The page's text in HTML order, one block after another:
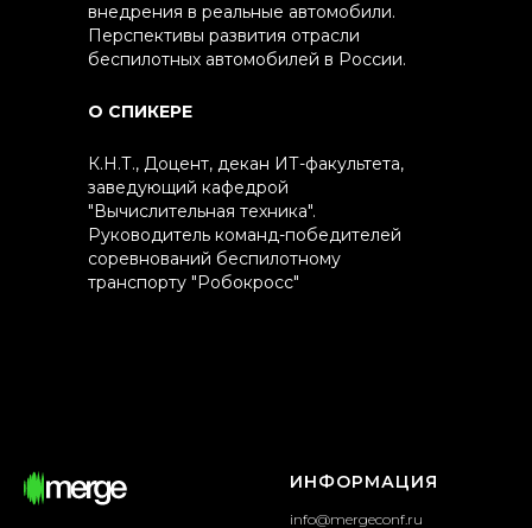
внедрения в реальные автомобили.
Перспективы развития отрасли
беспилотных автомобилей в России.
О СПИКЕРЕ
К.Н.Т., Доцент, декан ИТ-факультета,
заведующий кафедрой
"Вычислительная техника".
Руководитель команд-победителей
соревнований беспилотному
транспорту "Робокросс"
ИНФОРМАЦИЯ
info@mergeconf.ru